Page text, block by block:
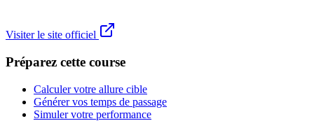
Visiter le site officiel
Préparez cette course
Calculer votre allure cible
Générer vos temps de passage
Simuler votre performance